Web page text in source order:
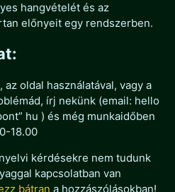
hangvételét és az
előnyeit egy rendszerben.
oldal használatával, vagy a
írj nekünk (email: hello
hu ) és még munkaidőben
18.00
kérdésekre nem tudunk
kapcsolatban van
bátran a hozzászólásokban!